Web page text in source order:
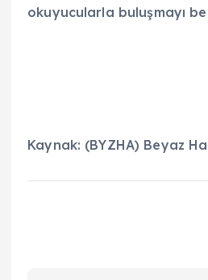
okuyucularla buluşmayı
Kaynak: (BYZHA) Beyaz